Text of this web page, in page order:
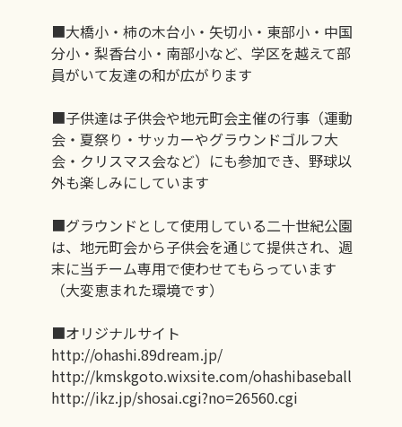
■大橋小・柿の木台小・矢切小・東部小・中国
分小・梨香台小・南部小など、学区を越えて部
員がいて友達の和が広がります
■子供達は子供会や地元町会主催の行事（運動
会・夏祭り・サッカーやグラウンドゴルフ大
会・クリスマス会など）にも参加でき、野球以
外も楽しみにしています
■グラウンドとして使用している二十世紀公園
は、地元町会から子供会を通じて提供され、週
末に当チーム専用で使わせてもらっています
（大変恵まれた環境です）
■オリジナルサイト
http://ohashi.89dream.jp/
http://kmskgoto.wixsite.com/ohashibaseball
http://ikz.jp/shosai.cgi?no=26560.cgi